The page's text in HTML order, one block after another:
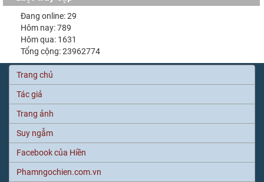
Đang online: 29
Hôm nay: 789
Hôm qua: 1631
Tổng cộng: 23962774
Trang chủ
Tác giả
Trang ảnh
Suy ngẫm
Facebook của Hiền
Phamngochien.com.vn